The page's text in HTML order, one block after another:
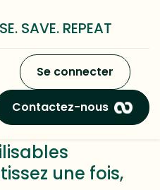
SAVE. REPEAT
Se connecter
Contactez-nous
une fois,